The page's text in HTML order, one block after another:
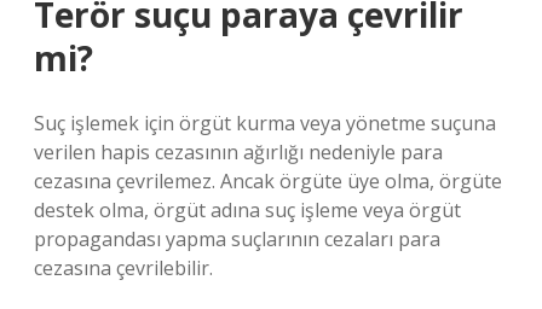
Terör suçu paraya çevrilir
mi?
Suç işlemek için örgüt kurma veya yönetme suçuna
verilen hapis cezasının ağırlığı nedeniyle para
cezasına çevrilemez. Ancak örgüte üye olma, örgüte
destek olma, örgüt adına suç işleme veya örgüt
propagandası yapma suçlarının cezaları para
cezasına çevrilebilir.